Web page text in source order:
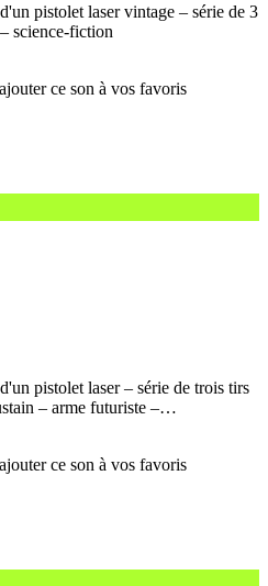
pistolet laser vintage – série de 3
science-fiction
pistolet laser – série de trois tirs
– arme futuriste –…